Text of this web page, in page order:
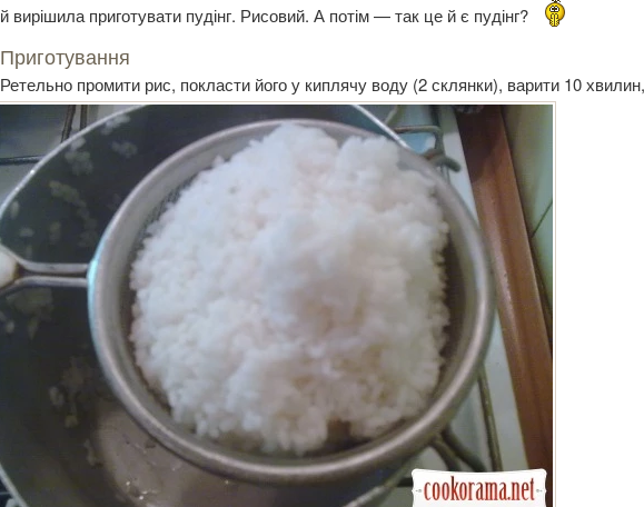
й вирішила приготувати пудінг. Рисовий. А потім — так це й є пудінг?
Приготування
Ретельно промити рис, покласти його у киплячу воду (2 склянки), варити 10